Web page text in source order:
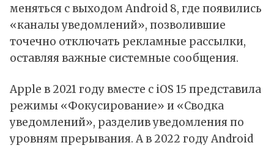
меняться с выходом Android 8, где появились
«каналы уведомлений», позволившие
точечно отключать рекламные рассылки,
оставляя важные системные сообщения.
Apple в 2021 году вместе с iOS 15 представила
режимы «Фокусирование» и «Сводка
уведомлений», разделив уведомления по
уровням прерывания. А в 2022 году Android